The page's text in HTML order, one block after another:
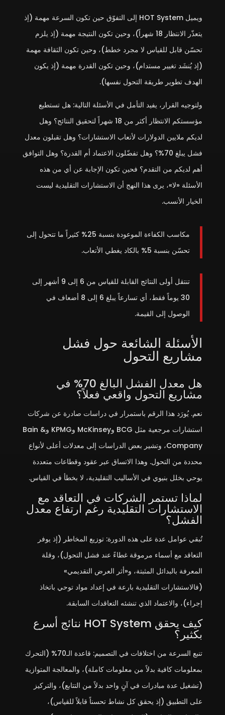
ويميل HOT System إلى التفوّق حين تكون السرعة مهمة (إذ
يتعذّر الانتظار 18 شهراً)، وحين تكون النتيجة مهمة (إذ يلزم
تحسّن قابل للقياس لا مجرد خطط)، وحين تكون الثقافة مهمة
(إذ يُنشَد تغيير مستدام)، وحين تكون القدرة مهمة (إذ يكون
الهدف تطوير طريقة التحول نفسها).
ولتوجيه القرار، يفيد التأمل في الأسئلة التالية: هل تستطيع
مؤسستكم الانتظار أكثر من 18 شهراً لتحقيق النتائج؟ وهل
لديكم ملايين الدولارات لأتعاب الاستشارات؟ وهل تقبلون معدل
فشل يبلغ 70%؟ وهل تفضّلون الاعتماد أم القدرة؟ وهل التوافق
أهم لديكم من التقدم؟ فحين تكون الإجابة عن أي من هذه
الأسئلة «لا»، يرى هذا النهج أن الاستشارات التقليدية ليست
الخيار الأنسب.
مكاسب الكفاءة الموعودة بنسبة 25% كثيراً ما تتحول إلى
تحسّن بنسبة 5% بالكاد يغطي الأتعاب.
تنتقل أولى النتائج القابلة للقياس من 6 إلى 9 أشهر إلى
30 يوماً فقط، أي تسارعاً يبلغ 6 إلى 8 أضعاف في
الوصول إلى القيمة.
الأسئلة الشائعة حول فشل
مشاريع التحول
هل معدل الفشل البالغ 70% في
مشاريع التحول واقعي فعلاً؟
نعم. يُورَد هذا الرقم باستمرار في دراسات صادرة عن شركات
استشارات مرجعية مثل BCG وMcKinsey وKPMG وBain &
Company، وتشير بعض الدراسات إلى معدلات أعلى لأنواع
محددة من التحول. وهذا الاتساق عبر عقود وقطاعات متعددة
يوحي بخلل بنيوي في الأساليب التقليدية، لا بخطأ في القياس.
لماذا تستمر الشركات في التعاقد مع
الاستشارات التقليدية رغم ارتفاع معدل
الفشل؟
تُبقي عوامل عدة على هذه الدورة: توزيع المخاطر (إذ يوفر
التعاقد مع أسماء مرموقة غطاءً عند فشل التحول)، وقلة
المعرفة بالبدائل المثبتة، و«أثر العرض التقديمي»
(فالاستشارات التقليدية بارعة في إعداد مواد توحي باتخاذ
إجراء)، والاعتماد الذي تنشئه التعاقدات السابقة.
كيف يحقق HOT System نتائج أسرع
بكثير؟
تنبع السرعة من اختلافات في التصميم: قاعدة الـ70% (التحرك
بمعلومات كافية بدلاً من معلومات كاملة)، والمعالجة المتوازية
(تشغيل عدة مبادرات في آنٍ واحد بدلاً من التتابع)، والتركيز
على التطبيق (إذ يحقق كل نشاط تحسناً قابلاً للقياس)،